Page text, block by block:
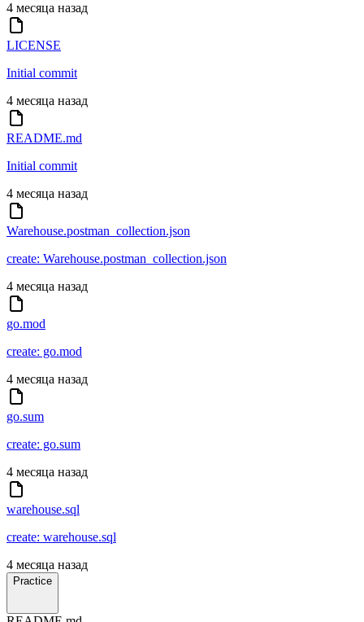
4 месяца назад
LICENSE
Initial commit
4 месяца назад
README.md
Initial commit
4 месяца назад
Warehouse.postman_collection.json
create: Warehouse.postman_collection.json
4 месяца назад
go.mod
create: go.mod
4 месяца назад
go.sum
create: go.sum
4 месяца назад
warehouse.sql
create: warehouse.sql
4 месяца назад
Practice